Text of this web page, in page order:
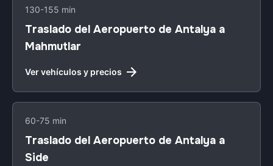
130-155 min
Traslado del Aeropuerto de Antalya a
Mahmutlar
Ver vehículos y precios
60-75 min
Traslado del Aeropuerto de Antalya a
Side